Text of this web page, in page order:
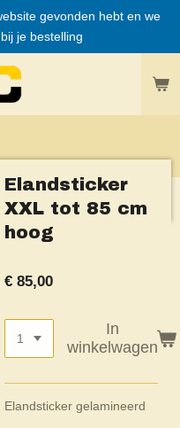
gevonden hebt en we
je bestelling
Elandsticker
XXL tot 85 cm
hoog
€ 85,00
In
winkelwagen
Elandsticker gelamineerd